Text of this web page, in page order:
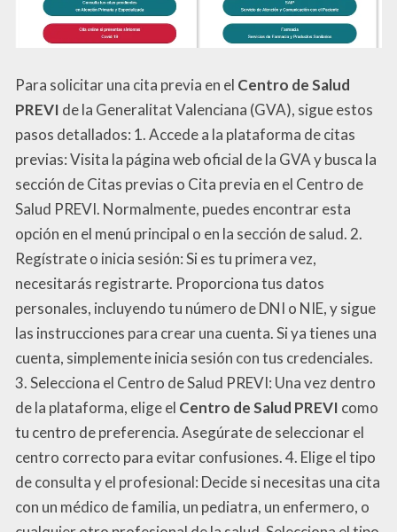
Para solicitar una cita previa en el Centro de Salud
PREVI de la Generalitat Valenciana (GVA), sigue estos
pasos detallados: 1. Accede a la plataforma de citas
previas: Visita la página web oficial de la GVA y busca la
sección de Citas previas o Cita previa en el Centro de
Salud PREVI. Normalmente, puedes encontrar esta
opción en el menú principal o en la sección de salud. 2.
Regístrate o inicia sesión: Si es tu primera vez,
necesitarás registrarte. Proporciona tus datos
personales, incluyendo tu número de DNI o NIE, y sigue
las instrucciones para crear una cuenta. Si ya tienes una
cuenta, simplemente inicia sesión con tus credenciales.
3. Selecciona el Centro de Salud PREVI: Una vez dentro
de la plataforma, elige el Centro de Salud PREVI como
tu centro de preferencia. Asegúrate de seleccionar el
centro correcto para evitar confusiones. 4. Elige el tipo
de consulta y el profesional: Decide si necesitas una cita
con un médico de familia, un pediatra, un enfermero, o